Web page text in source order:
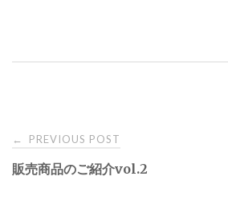
P
← PREVIOUS POST
販売商品のご紹介vol.2